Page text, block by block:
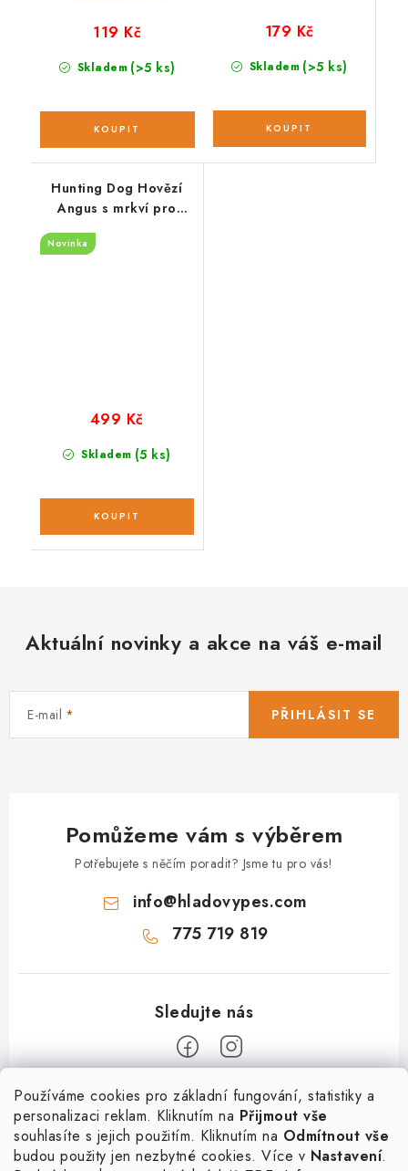
Používáme cookies pro základní fungování, statistiky a
personalizaci reklam. Kliknutím na Přijmout vše
souhlasíte s jejich použitím. Kliknutím na Odmítnout vše
budou použity jen nezbytné cookies. Více v Nastavení.
Skladem (>5 ks)
119 Kč
Skladem (>5 ks)
179 Kč
Hunting Dog Hovězí
Angus s mrkví pro
štěňata; 2 kg
Novinka
Skladem (5 ks)
499 Kč
Aktuální novinky a akce na váš e-mail
E-mail PŘIHLÁSIT SE
Pomůžeme vám s výběrem
Potřebujete s něčím poradit? Jsme tu pro vás!
info@hladovypes.com
775 719 819
Informace